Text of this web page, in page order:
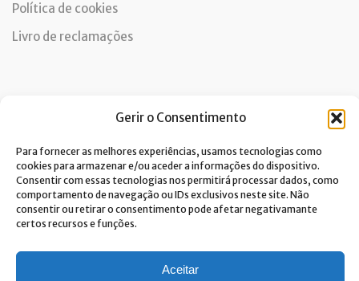
Gerir o Consentimento
Para fornecer as melhores experiências, usamos tecnologias como
cookies para armazenar e/ou aceder a informações do dispositivo.
Consentir com essas tecnologias nos permitirá processar dados, como
comportamento de navegação ou IDs exclusivos neste site. Não
consentir ou retirar o consentimento pode afetar negativamante
certos recursos e funções.
Aceitar
Política de cookies
Livro de reclamações
Dou consentimento ao tratamento de dados e aceito a
política de privacidade.*
A Costa Verde está comprometida com a implementação do RGPD. Para